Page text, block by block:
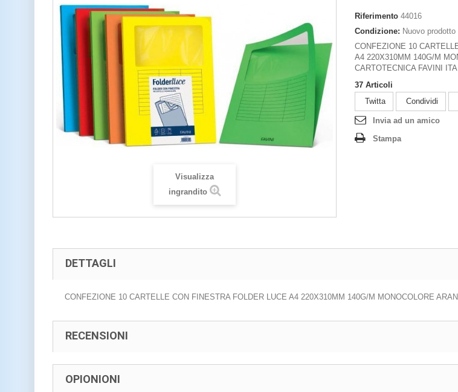
Visualizza
ingrandito
Riferimento 44016
Condizione: Nuovo prodotto
CONFEZIONE 10
A4 220X310MM 140G/M
CARTOTECNICA FAVINI
37 Articoli
Twitta
Condividi
Invia ad un amico
Stampa
DETTAGLI
CONFEZIONE 10 CARTELLE CON FINESTRA FOLDER LUCE A4 220X310MM 140G/M MONOCOLORE
RECENSIONI
OPIONIONI